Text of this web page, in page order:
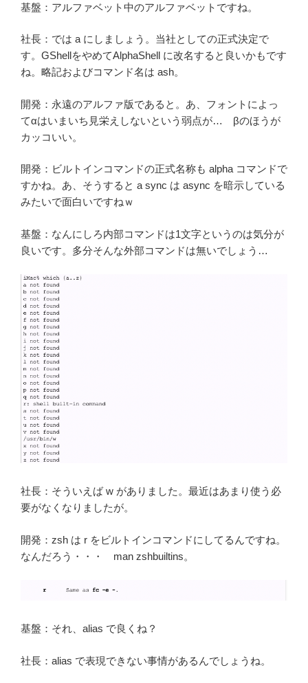
基盤：アルファベット中のアルファベットですね。
社長：では a にしましょう。当社としての正式決定で
す。GShellをやめてAlphaShell に改名すると良いかもです
ね。略記およびコマンド名は ash。
開発：永遠のアルファ版であると。あ、フォントによっ
てαはいまいち見栄えしないという弱点が… βのほうが
カッコいい。
開発：ビルトインコマンドの正式名称も alpha コマンドで
すかね。あ、そうすると a sync は async を暗示している
みたいで面白いですねｗ
基盤：なんにしろ内部コマンドは1文字というのは気分が
良いです。多分そんな外部コマンドは無いでしょう…
社長：そういえば w がありました。最近はあまり使う必
要がなくなりましたが。
開発：zsh は r をビルトインコマンドにしてるんですね。
なんだろう・・・ man zshbuiltins。
基盤：それ、alias で良くね？
社長：alias で表現できない事情があるんでしょうね。